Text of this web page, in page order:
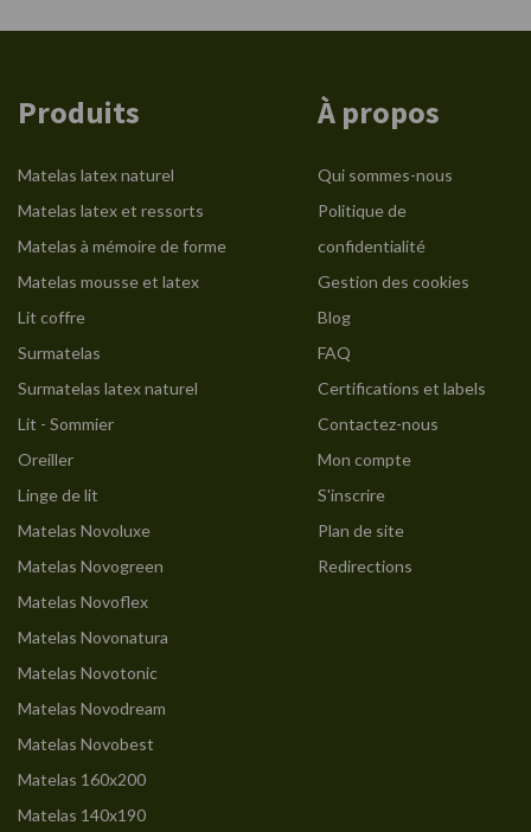
Produits
Matelas latex naturel
Matelas latex et ressorts
Matelas à mémoire de forme
Matelas mousse et latex
Lit coffre
Surmatelas
Surmatelas latex naturel
Lit - Sommier
Oreiller
Linge de lit
Matelas Novoluxe
Matelas Novogreen
Matelas Novoflex
Matelas Novonatura
Matelas Novotonic
Matelas Novodream
Matelas Novobest
Matelas 160x200
Matelas 140x190
À propos
Qui sommes-nous
Politique de
confidentialité
Gestion des cookies
Blog
FAQ
Certifications et labels
Contactez-nous
Mon compte
S'inscrire
Plan de site
Redirections